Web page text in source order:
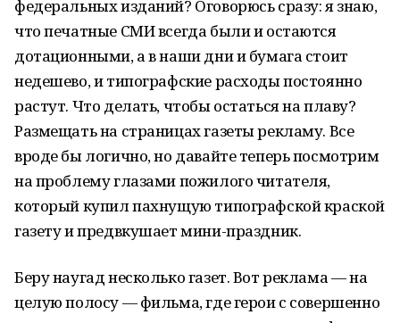
федеральных изданий? Оговорюсь сразу: я знаю,
что печатные СМИ всегда были и остаются
дотационными, а в наши дни и бумага стоит
недешево, и типографские расходы постоянно
растут. Что делать, чтобы остаться на плаву?
Размещать на страницах газеты рекламу. Все
вроде бы логично, но давайте теперь посмотрим
на проблему глазами пожилого читателя,
который купил пахнущую типографской краской
газету и предвкушает мини-праздник.
Беру наугад несколько газет. Вот реклама — на
целую полосу — фильма, где герои с совершенно